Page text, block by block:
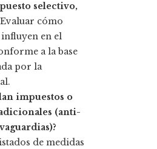
selectivo,
Evaluar cómo
en el
a la base
por la
impuestos o
(anti-
de medidas